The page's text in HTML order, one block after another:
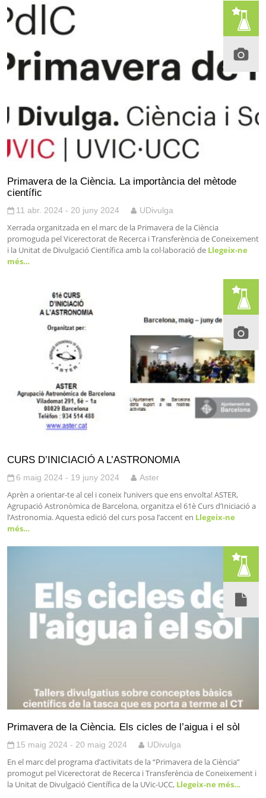
Primavera de la Ciència. La importància del mètode
científic
11 abr. 2024 - 20 juny 2024 UDivulga
Xerrada organitzada en el marc de la Primavera de la Ciència
promoguda pel Vicerectorat de Recerca i Transferència de Coneixement
i la Unitat de Divulgació Científica amb la col·laboració de Llegeix-ne
més…
CURS D’INICIACIÓ A L’ASTRONOMIA
6 maig 2024 - 19 juny 2024 Aster
Aprèn a orientar-te al cel i coneix l’univers que ens envolta! ASTER,
Agrupació Astronòmica de Barcelona, organitza el 61è Curs d’Iniciació a
l’Astronomia. Aquesta edició del curs posa l’accent en Llegeix-ne
més…
Primavera de la Ciència. Els cicles de l’aigua i el sòl
15 maig 2024 - 20 maig 2024 UDivulga
En el marc del programa d’activitats de la “Primavera de la Ciència”
promogut pel Vicerectorat de Recerca i Transferència de Coneixement i
la Unitat de Divulgació Científica de la UVic-UCC, Llegeix-ne més…